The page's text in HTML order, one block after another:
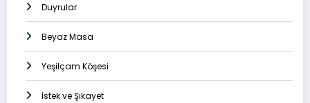
Duyrular
Beyaz Masa
Yeşilçam Köşesi
İstek ve Şikayet